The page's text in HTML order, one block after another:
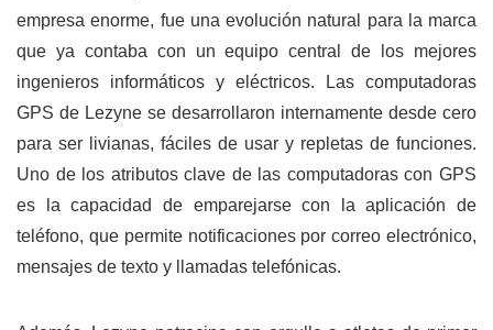
empresa enorme, fue una evolución natural para la marca
que ya contaba con un equipo central de los mejores
ingenieros informáticos y eléctricos. Las computadoras
GPS de Lezyne se desarrollaron internamente desde cero
para ser livianas, fáciles de usar y repletas de funciones.
Uno de los atributos clave de las computadoras con GPS
es la capacidad de emparejarse con la aplicación de
teléfono, que permite notificaciones por correo electrónico,
mensajes de texto y llamadas telefónicas.